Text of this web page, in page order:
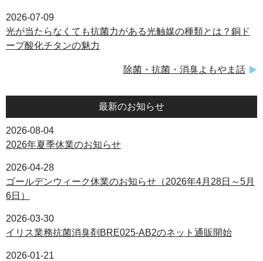
2026-07-09
光が当たらなくても抗菌力がある光触媒の種類とは？銅ド
ープ酸化チタンの魅力
除菌・抗菌・消臭よもやま話
最新のお知らせ
2026-08-04
2026年夏季休業のお知らせ
2026-04-28
ゴールデンウィーク休業のお知らせ（2026年4月28日～5月
6日）
2026-03-30
イリス業務抗菌消臭剤BRE025-AB2のネット通販開始
2026-01-21